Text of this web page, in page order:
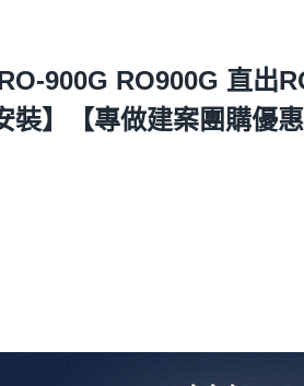
900G RO900G 直出
裝】【專做建案團購優